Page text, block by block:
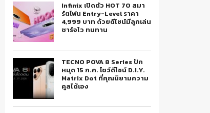
Infinix เปิดตัว HOT 70 สมา
ร์ตโฟน Entry-Level ราคา
4,999 บาท ด้วยดีไซน์มีลูกเล่น
ชาร์จไว ทนทาน
TECNO POVA 8 Series ปัก
หมุด 15 ก.ค. โชว์ดีไซน์ D.I.Y.
Matrix Dot ที่คุณนิยามความ
คูลได้เอง